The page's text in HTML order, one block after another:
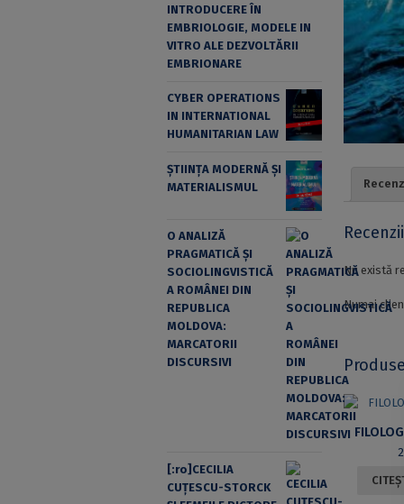
Recenzii
Nu există
Numai
INTRODUCERE ÎN
EMBRIOLOGIE, MODELE IN
VITRO ALE DEZVOLTĂRII
EMBRIONARE
CYBER OPERATIONS
IN INTERNATIONAL
HUMANITARIAN LAW
ȘTIINȚA MODERNĂ ȘI
MATERIALISMUL
O ANALIZĂ
PRAGMATICĂ ȘI
SOCIOLINGVISTICĂ
A ROMÂNEI DIN
REPUBLICA
MOLDOVA:
MARCATORII
DISCURSIVI
[:ro]CECILIA
CUŢESCU-STORCK